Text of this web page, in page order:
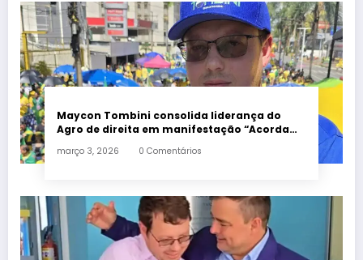
Maycon Tombini consolida liderança do
Agro de direita em manifestação “Acorda
março 3, 2026 0 Comentários